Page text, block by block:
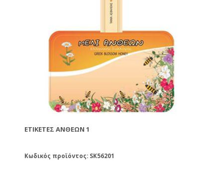
ΕΤΙΚΈΤΕΣ ΑΝΘΈΩΝ 1
Κωδικός προϊόντος: SK56201